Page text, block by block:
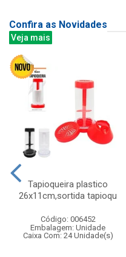
Confira as Novidades
Veja mais
Tapioqueira plastico
26x11cm,sortida tapioqu
Código: 006452
Embalagem: Unidade
Caixa Com: 24 Unidade(s)